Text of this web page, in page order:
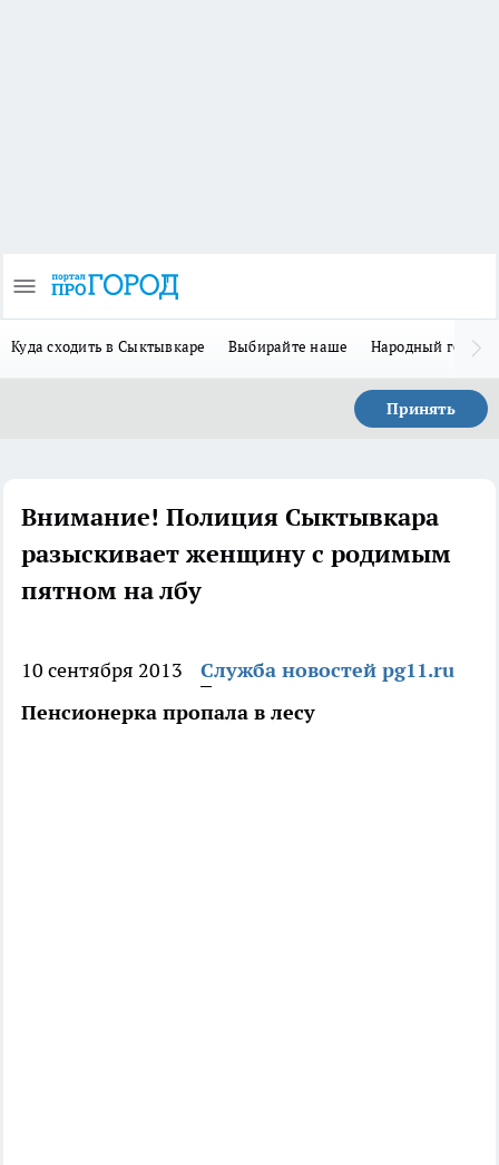
Куда сходить в Сыктывкаре Выбирайте наше Народный герой-
Принять
Внимание! Полиция Сыктывкара
разыскивает женщину с родимым
пятном на лбу
10 сентября 2013
Служба новостей pg11.ru
Пенсионерка пропала в лесу